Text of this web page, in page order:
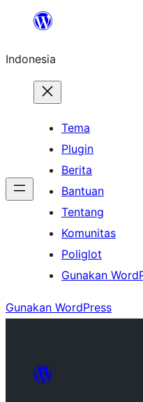
Lewati
konten
Indonesia
Tema
Plugin
Berita
Bantuan
Tentang
Komunitas
Poliglot
Gunakan
Gunakan WordPress